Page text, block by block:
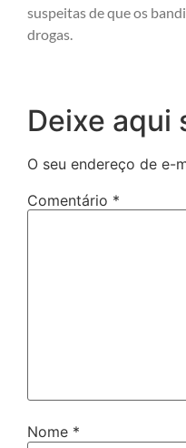
suspeitas de que os
drogas.
Deixe aqui
O seu endereço de e-
Comentário *
Nome *